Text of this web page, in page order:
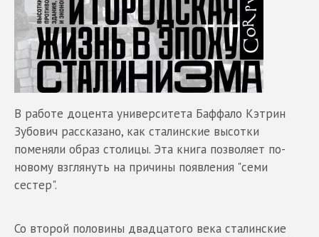
В работе доцента университета Баффало Кэтрин
Зубович рассказано, как сталинские высотки
поменяли образ столицы. Эта книга позволяет по-
новому взглянуть на причины появления "семи
сестер".
Со второй половины двадцатого века сталинские